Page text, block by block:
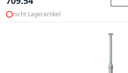
nicht Lagerartikel